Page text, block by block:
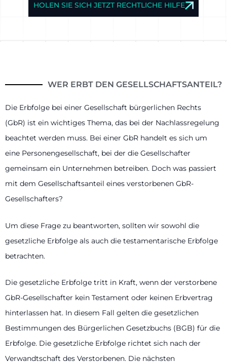
HOLEN SIE SICH JETZT RECHTLICHE HILFE
WER ERBT DEN GESELLSCHAFTSANTEIL?
Die Erbfolge bei einer Gesellschaft bürgerlichen Rechts
(GbR) ist ein wichtiges Thema, das bei der Nachlassregelung
beachtet werden muss. Bei einer GbR handelt es sich um
eine Personengesellschaft, bei der die Gesellschafter
gemeinsam ein Unternehmen betreiben. Doch was passiert
mit dem Gesellschaftsanteil eines verstorbenen GbR-
Gesellschafters?
Um diese Frage zu beantworten, sollten wir sowohl die
gesetzliche Erbfolge als auch die testamentarische Erbfolge
betrachten.
Die gesetzliche Erbfolge tritt in Kraft, wenn der verstorbene
GbR-Gesellschafter kein Testament oder keinen Erbvertrag
hinterlassen hat. In diesem Fall gelten die gesetzlichen
Bestimmungen des Bürgerlichen Gesetzbuchs (BGB) für die
Erbfolge. Die gesetzliche Erbfolge richtet sich nach der
Verwandtschaft des Verstorbenen. Die nächsten